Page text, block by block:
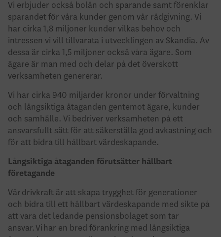
Vi erbjuder också bolån och sparande samt förenklar
sparandet för våra kunder genom vår rådgivning. Vi
har cirka 1,8 miljoner kunder vilkas behov och
intressen vi vill tillvarata i utvecklingen av Skandia. Av
dessa är cirka 1,5 miljoner också våra ägare. Som
ägare är man med och delar på det överskott
verksamheten genererar.
Vi har cirka 940 miljarder kronor under förvaltning
och långsiktiga åtaganden gentemot ägare, kunder
och samhälle. Vi bedriver verksamheten på ett
ansvarsfullt sätt för att säkerställa god avkastning och
för att bidra till hållbart värdeskapande.
Långsiktiga åtaganden förutsätter hållbart
företagande
Vår drivkraft är att skapa trygghet för generationer
och bidra till ett hållbart värdeskapande med sikte på
att vara det ledande pensionsbolaget som tar
ansvar. Vi har en bred förankring med långsiktiga